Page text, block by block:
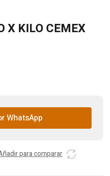
X KILO CEMEX
WhatsApp
para comparar